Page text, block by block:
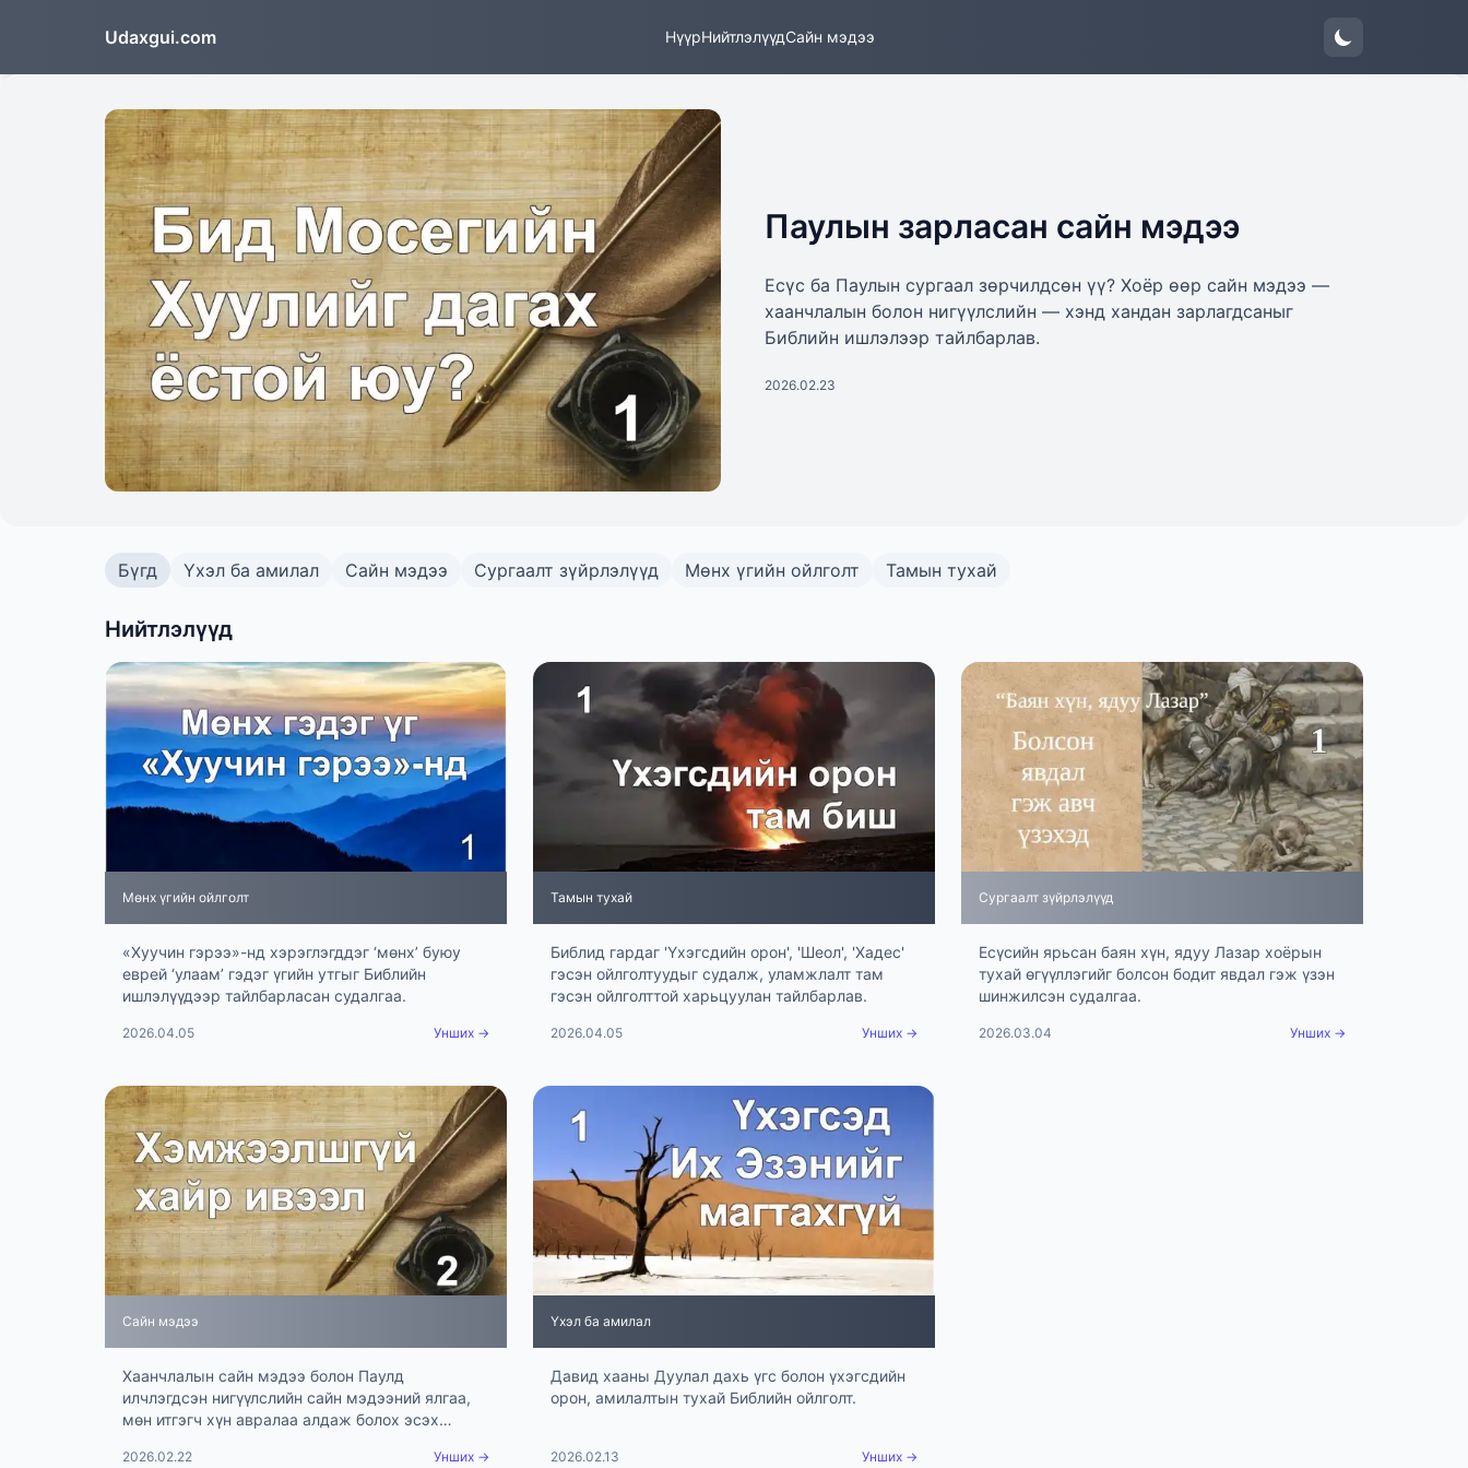
Udaxgui.com НүүрНийтлэлүүдСайн мэдээ
Паулын зарласан сайн мэдээ
Есүс ба Паулын сургаал зөрчилдсөн үү? Хоёр өөр сайн мэдээ —
хаанчлалын болон нигүүлслийн — хэнд хандан зарлагдсаныг
Библийн ишлэлээр тайлбарлав.
2026.02.23
Бүгд Үхэл ба амилал Сайн мэдээ Сургаалт зүйрлэлүүд Мөнх үгийн ойлголт Тамын тухай
Нийтлэлүүд
Мөнх үгийн ойлголт
«Хуучин гэрээ»-нд хэрэглэгддэг ‘мөнх’ буюу
еврей ‘улаам’ гэдэг үгийн утгыг Библийн
ишлэлүүдээр тайлбарласан судалгаа.
2026.04.05 Унших →
Тамын тухай
Библид гардаг 'Үхэгсдийн орон', 'Шеол', 'Хадес'
гэсэн ойлголтуудыг судалж, уламжлалт там
гэсэн ойлголттой харьцуулан тайлбарлав.
2026.04.05 Унших →
Сургаалт зүйрлэлүүд
Есүсийн ярьсан баян хүн, ядуу Лазар хоёрын
тухай өгүүллэгийг болсон бодит явдал гэж үзэн
шинжилсэн судалгаа.
2026.03.04 Унших →
Сайн мэдээ
Хаанчлалын сайн мэдээ болон Паулд
илчлэгдсэн нигүүлслийн сайн мэдээний ялгаа,
мөн итгэгч хүн авралаа алдаж болох эсэх
2026.02.22 Унших →
Үхэл ба амилал
Давид хааны Дуулал дахь үгс болон үхэгсдийн
орон, амилалтын тухай Библийн ойлголт.
2026.02.13 Унших →